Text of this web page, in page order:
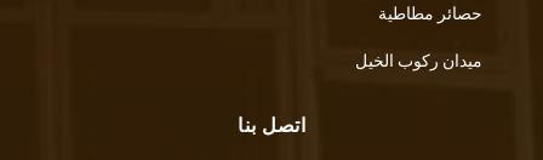
حصائر مطاطية
ميدان ركوب الخيل
اتصل بنا